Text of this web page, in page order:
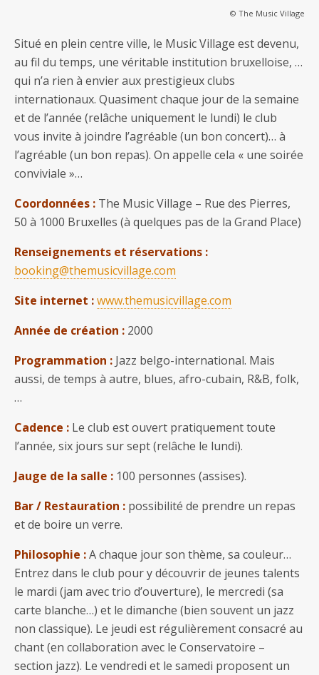
© The Music Village
Situé en plein centre ville, le Music Village est devenu,
au fil du temps, une véritable institution bruxelloise, …
qui n’a rien à envier aux prestigieux clubs
internationaux. Quasiment chaque jour de la semaine
et de l’année (relâche uniquement le lundi) le club
vous invite à joindre l’agréable (un bon concert)… à
l’agréable (un bon repas). On appelle cela « une soirée
conviviale »…
Coordonnées : The Music Village – Rue des Pierres,
50 à 1000 Bruxelles (à quelques pas de la Grand Place)
Renseignements et réservations :
booking@themusicvillage.com
Site internet :www.themusicvillage.com
Année de création : 2000
Programmation : Jazz belgo-international. Mais
aussi, de temps à autre, blues, afro-cubain, R&B, folk,
…
Cadence : Le club est ouvert pratiquement toute
l’année, six jours sur sept (relâche le lundi).
Jauge de la salle : 100 personnes (assises).
Bar / Restauration : possibilité de prendre un repas
et de boire un verre.
Philosophie :A chaque jour son thème, sa couleur…
Entrez dans le club pour y découvrir de jeunes talents
le mardi (jam avec trio d’ouverture), le mercredi (sa
carte blanche…) et le dimanche (bien souvent un jazz
non classique). Le jeudi est régulièrement consacré au
chant (en collaboration avec le Conservatoire –
section jazz). Le vendredi et le samedi proposent un